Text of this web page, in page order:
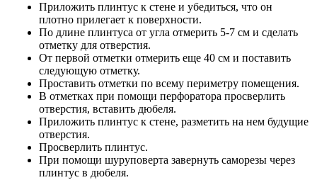
Приложить плинтус к стене и убедиться, что он
плотно прилегает к поверхности.
По длине плинтуса от угла отмерить 5-7 см и сделать
отметку для отверстия.
От первой отметки отмерить еще 40 см и поставить
следующую отметку.
Проставить отметки по всему периметру помещения.
В отметках при помощи перфоратора просверлить
отверстия, вставить дюбеля.
Приложить плинтус к стене, разметить на нем будущие
отверстия.
Просверлить плинтус.
При помощи шуруповерта завернуть саморезы через
плинтус в дюбеля.